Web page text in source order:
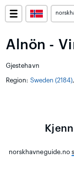
Alnön -
Gjestehavn
Region: Sweden (2184),
norskhavneguide.no